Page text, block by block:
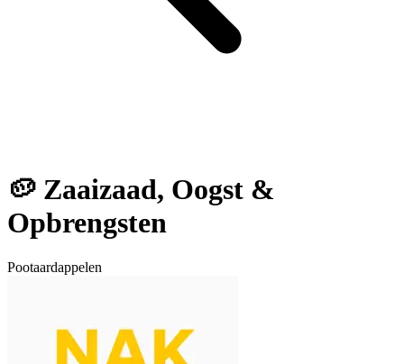
🥔 Zaaizaad, Oogst &
Opbrengsten
Pootaardappelen